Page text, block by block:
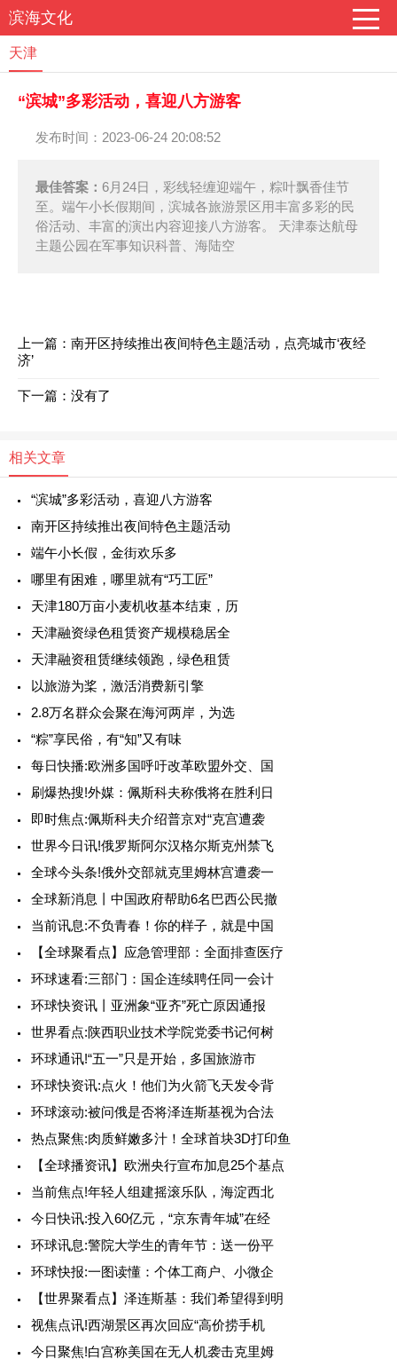
滨海文化
天津
“滨城”多彩活动，喜迎八方游客
发布时间：2023-06-24 20:08:52
最佳答案： 6月24日，彩线轻缠迎端午，粽叶飘香佳节
至。端午小长假期间，滨城各旅游景区用丰富多彩的民
俗活动、丰富的演出内容迎接八方游客。 天津泰达航母
主题公园在军事知识科普、海陆空
上一篇： 南开区持续推出夜间特色主题活动，点亮城市‘夜经
济’
下一篇：没有了
相关文章
“滨城”多彩活动，喜迎八方游客
南开区持续推出夜间特色主题活动
端午小长假，金街欢乐多
哪里有困难，哪里就有“巧工匠”
天津180万亩小麦机收基本结束，历
天津融资绿色租赁资产规模稳居全
天津融资租赁继续领跑，绿色租赁
以旅游为桨，激活消费新引擎
2.8万名群众会聚在海河两岸，为选
“粽”享民俗，有“知”又有味
每日快播:欧洲多国呼吁改革欧盟外交、国
刷爆热搜!外媒：佩斯科夫称俄将在胜利日
即时焦点:佩斯科夫介绍普京对“克宫遭袭
世界今日讯!俄罗斯阿尔汉格尔斯克州禁飞
全球今头条!俄外交部就克里姆林宫遭袭一
全球新消息丨中国政府帮助6名巴西公民撤
当前讯息:不负青春！你的样子，就是中国
【全球聚看点】应急管理部：全面排查医疗
环球速看:三部门：国企连续聘任同一会计
环球快资讯丨亚洲象“亚齐”死亡原因通报
世界看点:陕西职业技术学院党委书记何树
环球通讯!“五一”只是开始，多国旅游市
环球快资讯:点火！他们为火箭飞天发令背
环球滚动:被问俄是否将泽连斯基视为合法
热点聚焦:肉质鲜嫩多汁！全球首块3D打印鱼
【全球播资讯】欧洲央行宣布加息25个基点
当前焦点!年轻人组建摇滚乐队，海淀西北
今日快讯:投入60亿元，“京东青年城”在经
环球讯息:警院大学生的青年节：送一份平
环球快报:一图读懂：个体工商户、小微企
【世界聚看点】泽连斯基：我们希望得到明
视焦点讯!西湖景区再次回应“高价捞手机
今日聚焦!白宫称美国在无人机袭击克里姆